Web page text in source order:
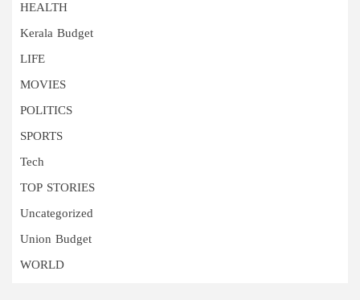
HEALTH
Kerala Budget
LIFE
MOVIES
POLITICS
SPORTS
Tech
TOP STORIES
Uncategorized
Union Budget
WORLD